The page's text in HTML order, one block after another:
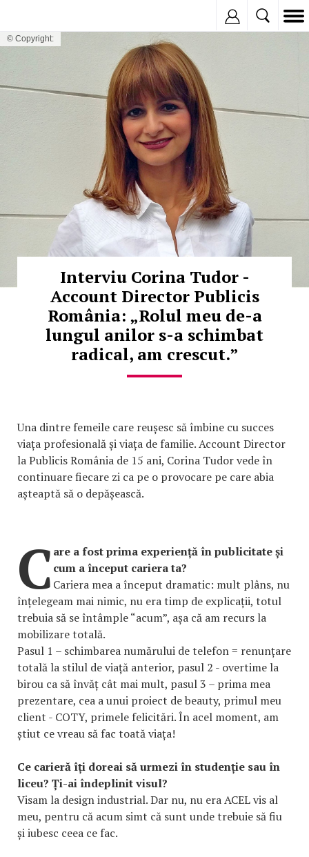
© Copyright:
Interviu Corina Tudor -
Account Director Publicis
România: „Rolul meu de-a
lungul anilor s-a schimbat
radical, am crescut.”
Una dintre femeile care reușesc să îmbine cu succes
viața profesională și viața de familie. Account Director
la Publicis România de 15 ani, Corina Tudor vede în
continuare fiecare zi ca pe o provocare pe care abia
așteaptă să o depășească.
C are a fost prima experiență în publicitate și
cum a început cariera ta?
Cariera mea a început dramatic: mult plâns, nu
înțelegeam mai nimic, nu era timp de explicații, totul
trebuia să se întâmple “acum”, așa că am recurs la
mobilizare totală.
Pasul 1 – schimbarea numărului de telefon = renunțare
totală la stilul de viață anterior, pasul 2 - overtime la
birou ca să învăț cât mai mult, pasul 3 – prima mea
prezentare, cea a unui proiect de beauty, primul meu
client - COTY, primele felicitări. În acel moment, am
știut ce vreau să fac toată viața!
Ce carieră îți doreai să urmezi în studenție sau în
liceu? Ți-ai îndeplinit visul?
Visam la design industrial. Dar nu, nu era ACEL vis al
meu, pentru că acum simt că sunt unde trebuie să fiu
și iubesc ceea ce fac.